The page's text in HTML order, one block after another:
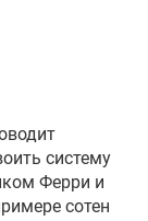
систему
Ферри и
сотен